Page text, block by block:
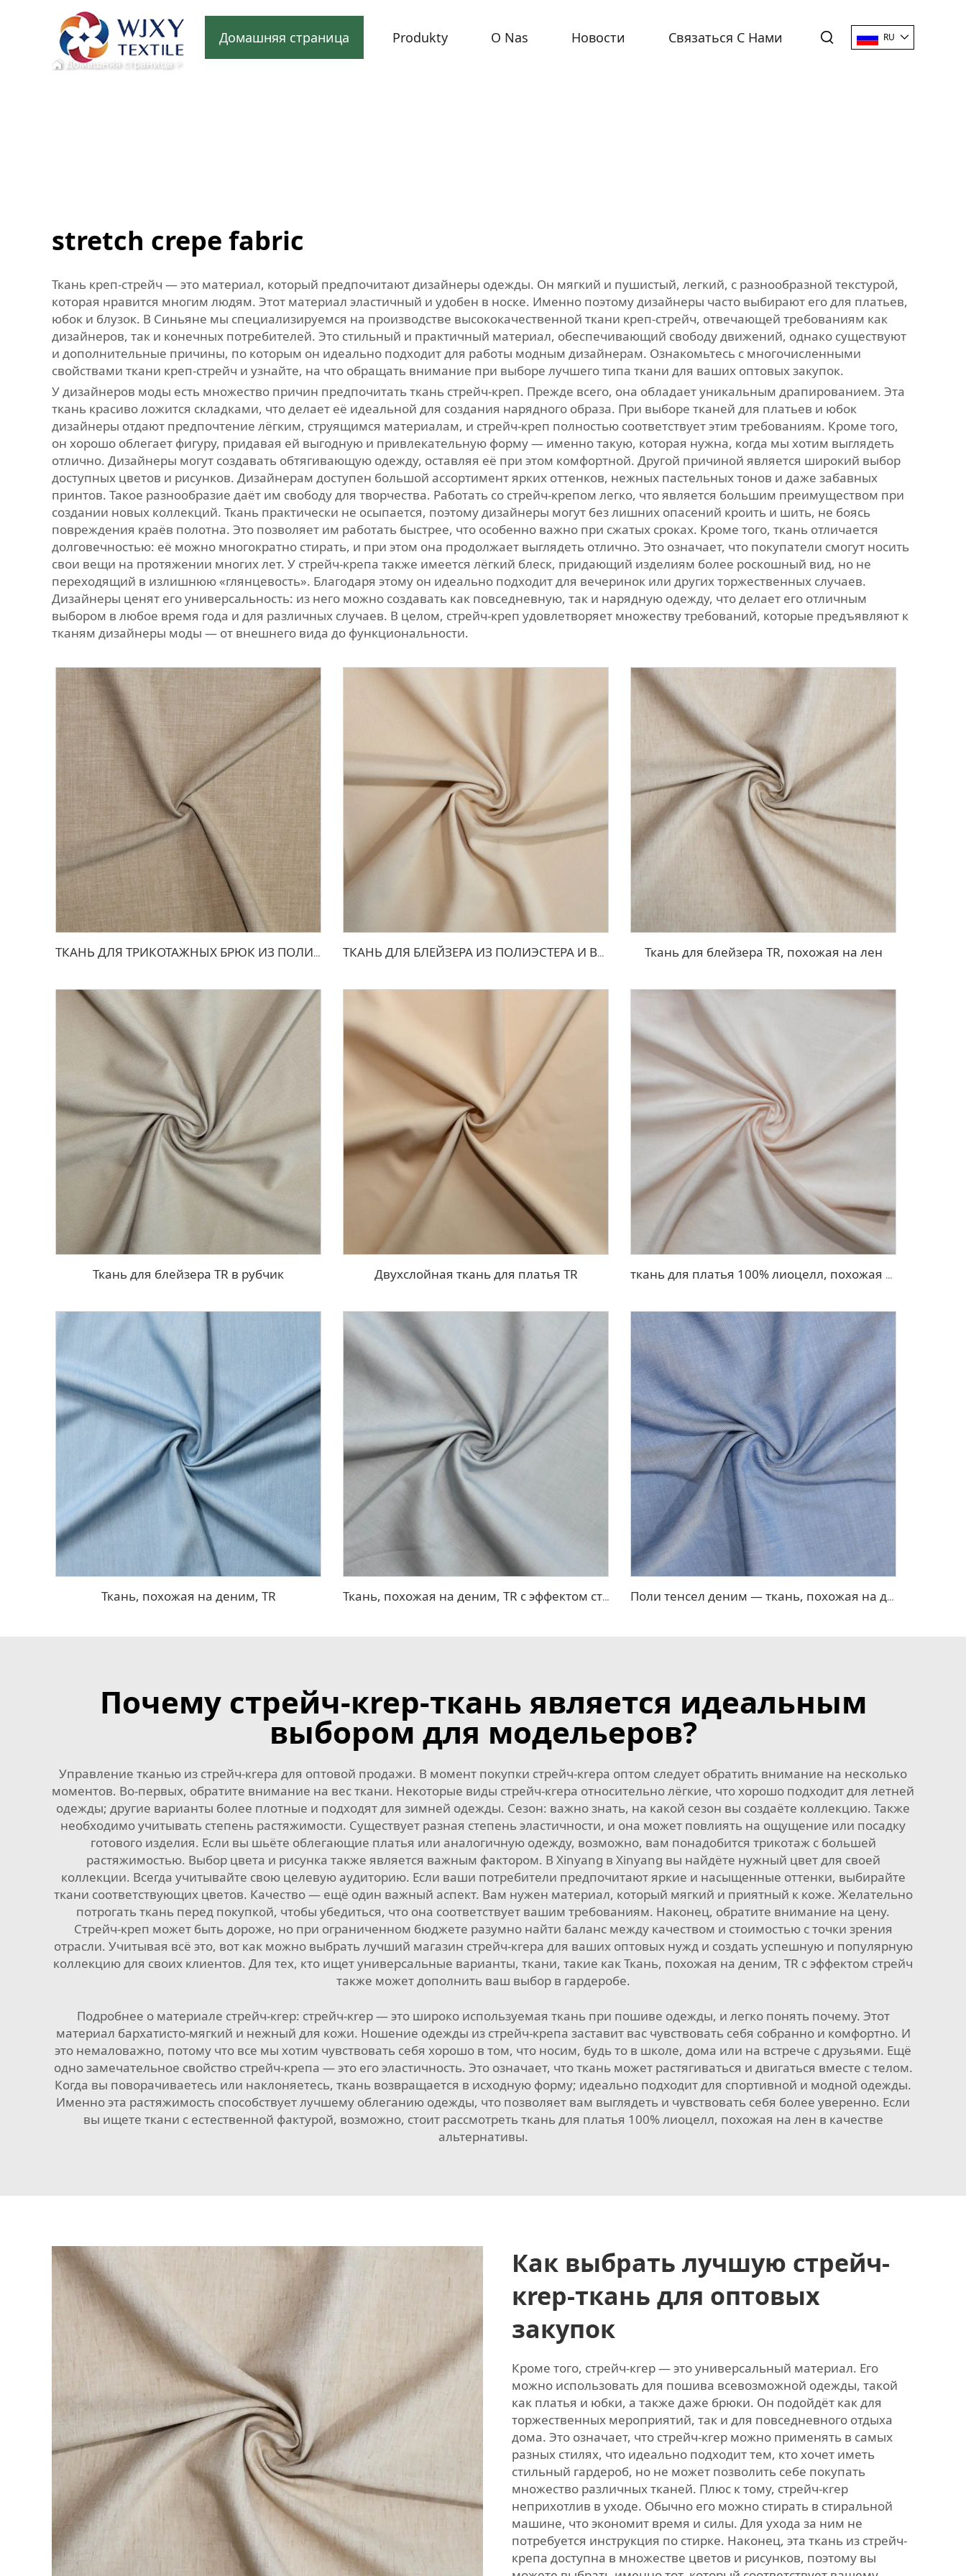
Домашняя страница Produkty O Nas Новости Связаться С Нами RU
Домашняя страница>
stretch crepe fabric
Ткань креп-стрейч — это материал, который предпочитают дизайнеры одежды. Он мягкий и пушистый, легкий, с разнообразной текстурой,
которая нравится многим людям. Этот материал эластичный и удобен в носке. Именно поэтому дизайнеры часто выбирают его для платьев,
юбок и блузок. В Синьяне мы специализируемся на производстве высококачественной ткани креп-стрейч, отвечающей требованиям как
дизайнеров, так и конечных потребителей. Это стильный и практичный материал, обеспечивающий свободу движений, однако существуют
и дополнительные причины, по которым он идеально подходит для работы модным дизайнерам. Ознакомьтесь с многочисленными
свойствами ткани креп-стрейч и узнайте, на что обращать внимание при выборе лучшего типа ткани для ваших оптовых закупок.
У дизайнеров моды есть множество причин предпочитать ткань стрейч-креп. Прежде всего, она обладает уникальным драпированием. Эта
ткань красиво ложится складками, что делает её идеальной для создания нарядного образа. При выборе тканей для платьев и юбок
дизайнеры отдают предпочтение лёгким, струящимся материалам, и стрейч-креп полностью соответствует этим требованиям. Кроме того,
он хорошо облегает фигуру, придавая ей выгодную и привлекательную форму — именно такую, которая нужна, когда мы хотим выглядеть
отлично. Дизайнеры могут создавать обтягивающую одежду, оставляя её при этом комфортной. Другой причиной является широкий выбор
доступных цветов и рисунков. Дизайнерам доступен большой ассортимент ярких оттенков, нежных пастельных тонов и даже забавных
принтов. Такое разнообразие даёт им свободу для творчества. Работать со стрейч-крепом легко, что является большим преимуществом при
создании новых коллекций. Ткань практически не осыпается, поэтому дизайнеры могут без лишних опасений кроить и шить, не боясь
повреждения краёв полотна. Это позволяет им работать быстрее, что особенно важно при сжатых сроках. Кроме того, ткань отличается
долговечностью: её можно многократно стирать, и при этом она продолжает выглядеть отлично. Это означает, что покупатели смогут носить
свои вещи на протяжении многих лет. У стрейч-крепа также имеется лёгкий блеск, придающий изделиям более роскошный вид, но не
переходящий в излишнюю «глянцевость». Благодаря этому он идеально подходит для вечеринок или других торжественных случаев.
Дизайнеры ценят его универсальность: из него можно создавать как повседневную, так и нарядную одежду, что делает его отличным
выбором в любое время года и для различных случаев. В целом, стрейч-креп удовлетворяет множеству требований, которые предъявляют к
тканям дизайнеры моды — от внешнего вида до функциональности.
ТКАНЬ ДЛЯ ТРИКОТАЖНЫХ БРЮК ИЗ ПОЛИЭСТЕРА И ВИСКОЗЫ ТКАНЬ ДЛЯ БЛЕЙЗЕРА ИЗ ПОЛИЭСТЕРА И ВИСКОЗЫ Ткань для блейзера TR, похожая на лен
Ткань для блейзера TR в рубчик Двухслойная ткань для платья TR ткань для платья 100% лиоцелл, похожая на лен
Ткань, похожая на деним, TR Ткань, похожая на деним, TR с эффектом стрейч Поли тенсел деним — ткань, похожая на джинсовую
Почему стрейч-кrep-ткань является идеальным
выбором для модельеров?
Управление тканью из стрейч-кrepа для оптовой продажи. В момент покупки стрейч-кrepа оптом следует обратить внимание на несколько
моментов. Во-первых, обратите внимание на вес ткани. Некоторые виды стрейч-кrepа относительно лёгкие, что хорошо подходит для летней
одежды; другие варианты более плотные и подходят для зимней одежды. Сезон: важно знать, на какой сезон вы создаёте коллекцию. Также
необходимо учитывать степень растяжимости. Существует разная степень эластичности, и она может повлиять на ощущение или посадку
готового изделия. Если вы шьёте облегающие платья или аналогичную одежду, возможно, вам понадобится трикотаж с большей
растяжимостью. Выбор цвета и рисунка также является важным фактором. В Xinyang в Xinyang вы найдёте нужный цвет для своей
коллекции. Всегда учитывайте свою целевую аудиторию. Если ваши потребители предпочитают яркие и насыщенные оттенки, выбирайте
ткани соответствующих цветов. Качество — ещё один важный аспект. Вам нужен материал, который мягкий и приятный к коже. Желательно
потрогать ткань перед покупкой, чтобы убедиться, что она соответствует вашим требованиям. Наконец, обратите внимание на цену.
Стрейч-кpeп может быть дороже, но при ограниченном бюджете разумно найти баланс между качеством и стоимостью с точки зрения
отрасли. Учитывая всё это, вот как можно выбрать лучший магазин стрейч-кrepа для ваших оптовых нужд и создать успешную и популярную
коллекцию для своих клиентов. Для тех, кто ищет универсальные варианты, ткани, такие какТкань, похожая на деним, TR с эффектом стрейч
также может дополнить ваш выбор в гардеробе.
Подробнее о материале стрейч-кrep: стрейч-кrep — это широко используемая ткань при пошиве одежды, и легко понять почему. Этот
материал бархатисто-мягкий и нежный для кожи. Ношение одежды из стрейч-крепа заставит вас чувствовать себя собранно и комфортно. И
это немаловажно, потому что все мы хотим чувствовать себя хорошо в том, что носим, будь то в школе, дома или на встрече с друзьями. Ещё
одно замечательное свойство стрейч-крепа — это его эластичность. Это означает, что ткань может растягиваться и двигаться вместе с телом.
Когда вы поворачиваетесь или наклоняетесь, ткань возвращается в исходную форму; идеально подходит для спортивной и модной одежды.
Именно эта растяжимость способствует лучшему облеганию одежды, что позволяет вам выглядеть и чувствовать себя более уверенно. Если
вы ищете ткани с естественной фактурой, возможно, стоит рассмотреть ткань для платья 100% лиоцелл, похожая на лен в качестве
альтернативы.
Как выбрать лучшую стрейч-
кrep-ткань для оптовых
закупок
Кроме того, стрейч-кrep — это универсальный материал. Его
можно использовать для пошива всевозможной одежды, такой
как платья и юбки, а также даже брюки. Он подойдёт как для
торжественных мероприятий, так и для повседневного отдыха
дома. Это означает, что стрейч-кrep можно применять в самых
разных стилях, что идеально подходит тем, кто хочет иметь
стильный гардероб, но не может позволить себе покупать
множество различных тканей. Плюс к тому, стрейч-кrep
неприхотлив в уходе. Обычно его можно стирать в стиральной
машине, что экономит время и силы. Для ухода за ним не
потребуется инструкция по стирке. Наконец, эта ткань из стрейч-
крепа доступна в множестве цветов и рисунков, поэтому вы